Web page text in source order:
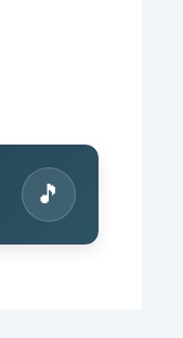
🎵